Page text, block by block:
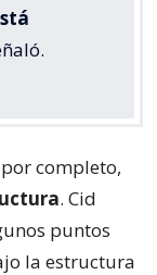
completo,
. Cid
puntos
la estructura